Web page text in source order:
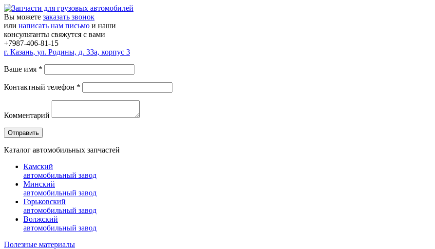
Вы можете заказать звонок
или написать нам письмо и наши
консультанты свяжутся с вами
+7987-406-81-15
г. Казань, ул. Родины, д. 33а, корпус 3
Ваше имя *
Контактный телефон *
Комментарий
Каталог автомобильных запчастей
Камский
автомобильный завод
Минский
автомобильный завод
Горьковский
автомобильный завод
Волжский
автомобильный завод
Полезные материалы